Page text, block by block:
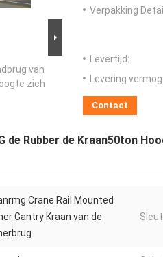
van
zich
Verpakking
Levertijd:
Levering
Contact
de Rubber de Kraan50ton
Crane Rail Mounted
Gantry Kraan van de